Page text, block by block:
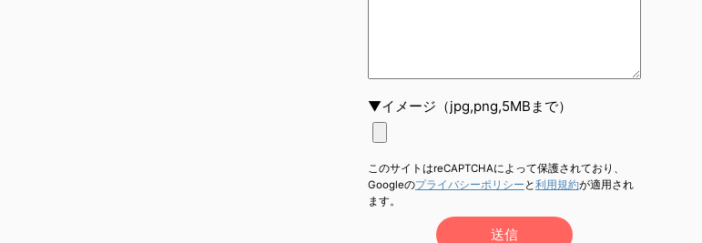
▼イメージ（jpg,png,5MBまで）
このサイトはreCAPTCHAによって保護されており、
Googleのプライバシーポリシー と利用規約が適用され
ます。